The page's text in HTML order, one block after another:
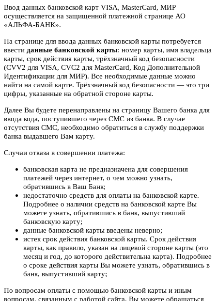
Ввод данных банковской карт VISA, MasterCard, МИР
осуществляется на защищенной платежной странице АО
«АЛЬФА-БАНК».
На странице для ввода данных банковской карты потребуется
ввести данные банковской карты: номер карты, имя владельца
карты, срок действия карты, трёхзначный код безопасности
(CVV2 для VISA, CVC2 для MasterCard, Код Дополнительной
Идентификации для МИР). Все необходимые данные можно
найти на самой карте. Трёхзначный код безопасности — это три
цифры, указанные на обратной стороне карты.
Далее Вы будете перенаправлены на страницу Вашего банка для
ввода кода, поступившего через СМС из банка. В случае
отсутствия СМС, необходимо обратиться в службу поддержки
банка выдавшего Вам карту.
Случаи отказа в совершении платежа:
банковская карта не предназначена для совершения
платежей через интернет, о чем можно узнать,
обратившись в Ваш Банк;
недостаточно средств для оплаты на банковской карте.
Подробнее о наличии средств на банковской карте Вы
можете узнать, обратившись в банк, выпустивший
банковскую карту;
данные банковской карты введены неверно;
истек срок действия банковской карты. Срок действия
карты, как правило, указан на лицевой стороне карты (это
месяц и год, до которого действительна карта). Подробнее
о сроке действия карты Вы можете узнать, обратившись в
банк, выпустивший карту;
По вопросам оплаты с помощью банковской карты и иным
вопросам, связанным с работой сайта, Вы можете обращаться